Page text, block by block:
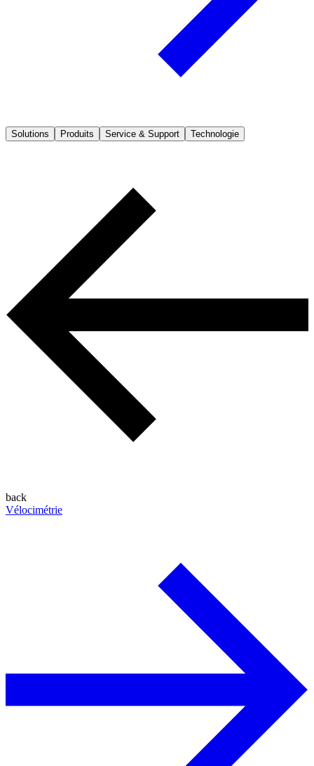
Solutions Produits Service & Support Technologie
back
Vélocimétrie